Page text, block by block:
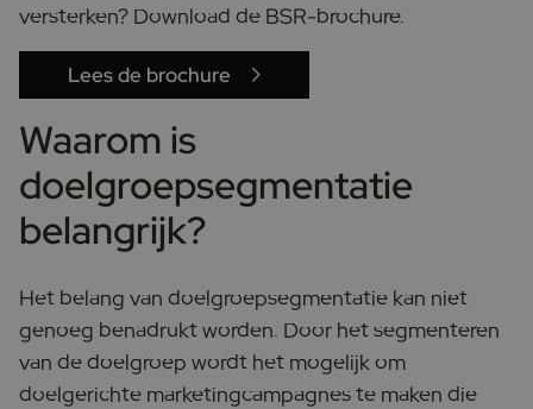
versterken? Download de BSR-brochure.
Lees de brochure
Waarom is
doelgroepsegmentatie
belangrijk?
Het belang van doelgroepsegmentatie kan niet
genoeg benadrukt worden. Door het segmenteren
van de doelgroep wordt het mogelijk om
doelgerichte marketingcampagnes te maken die